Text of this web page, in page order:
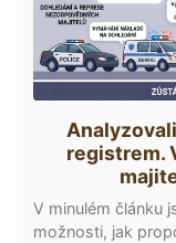
registrem.
V minulém článku
možnosti, jak